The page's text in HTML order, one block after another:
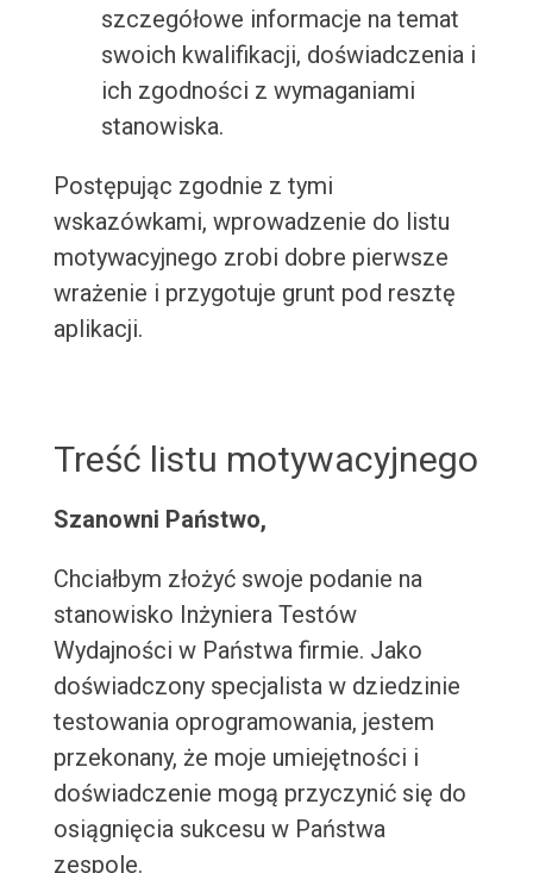
szczegółowe informacje na temat
swoich kwalifikacji, doświadczenia i
ich zgodności z wymaganiami
stanowiska.
Postępując zgodnie z tymi
wskazówkami, wprowadzenie do listu
motywacyjnego zrobi dobre pierwsze
wrażenie i przygotuje grunt pod resztę
aplikacji.
Treść listu motywacyjnego
Szanowni Państwo,
Chciałbym złożyć swoje podanie na
stanowisko Inżyniera Testów
Wydajności w Państwa firmie. Jako
doświadczony specjalista w dziedzinie
testowania oprogramowania, jestem
przekonany, że moje umiejętności i
doświadczenie mogą przyczynić się do
osiągnięcia sukcesu w Państwa
zespole.